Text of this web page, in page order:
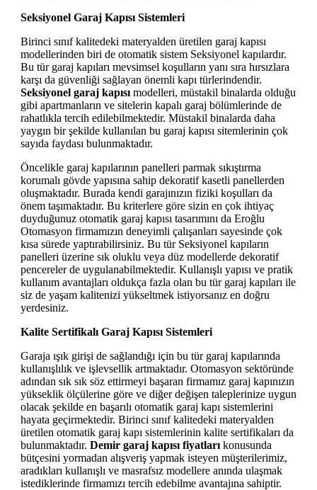
Seksiyonel Garaj Kapısı Sistemleri
Birinci sınıf kalitedeki materyalden üretilen garaj kapısı
modellerinden biri de otomatik sistem Seksiyonel kapılardır.
Bu tür garaj kapıları mevsimsel koşulların yanı sıra hırsızlara
karşı da güvenliği sağlayan önemli kapı türlerindendir.
Seksiyonel garaj kapısı modelleri, müstakil binalarda olduğu
gibi apartmanların ve sitelerin kapalı garaj bölümlerinde de
rahatlıkla tercih edilebilmektedir. Müstakil binalarda daha
yaygın bir şekilde kullanılan bu garaj kapısı sitemlerinin çok
sayıda faydası bulunmaktadır.
Öncelikle garaj kapılarının panelleri parmak sıkıştırma
korumalı gövde yapısına sahip dekoratif kasetli panellerden
oluşmaktadır. Burada kendi garajınızın fiziki koşulları da
önem taşımaktadır. Bu kriterlere göre sizin en çok ihtiyaç
duyduğunuz otomatik garaj kapısı tasarımını da Eroğlu
Otomasyon firmamızın deneyimli çalışanları sayesinde çok
kısa sürede yaptırabilirsiniz. Bu tür Seksiyonel kapıların
panelleri üzerine sık oluklu veya düz modellerde dekoratif
pencereler de uygulanabilmektedir. Kullanışlı yapısı ve pratik
kullanım avantajları oldukça fazla olan bu tür garaj kapıları ile
siz de yaşam kalitenizi yükseltmek istiyorsanız en doğru
yerdesiniz.
Kalite Sertifikalı Garaj Kapısı Sistemleri
Garaja ışık girişi de sağlandığı için bu tür garaj kapılarında
kullanışlılık ve işlevsellik artmaktadır. Otomasyon sektöründe
adından sık sık söz ettirmeyi başaran firmamız garaj kapınızın
yükseklik ölçülerine göre ve diğer değişen taleplerinize uygun
olacak şekilde en başarılı otomatik garaj kapı sistemlerini
hayata geçirmektedir. Birinci sınıf kalitedeki materyalden
üretilen otomatik garaj kapı sistemlerinin kalite sertifikaları da
bulunmaktadır. Demir garaj kapısı fiyatları konusunda
bütçesini yormadan alışveriş yapmak isteyen müşterilerimiz,
aradıkları kullanışlı ve masrafsız modellere anında ulaşmak
istediklerinde firmamızı tercih edebilme avantajına sahiptir.